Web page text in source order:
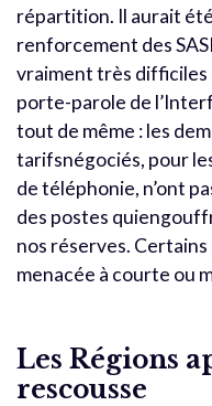
répartition. Il aurait
renforcement des
vraiment très difficiles
porte-parole de
tout de même : les
tarifsnégociés, pour
de téléphonie, n’ont
des postes
nos réserves.
menacée à courte ou
Les Régions
rescousse